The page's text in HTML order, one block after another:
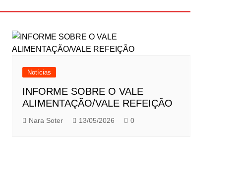
Notícias
INFORME SOBRE O VALE
ALIMENTAÇÃO/VALE REFEIÇÃO
Nara Soter 13/05/2026 0